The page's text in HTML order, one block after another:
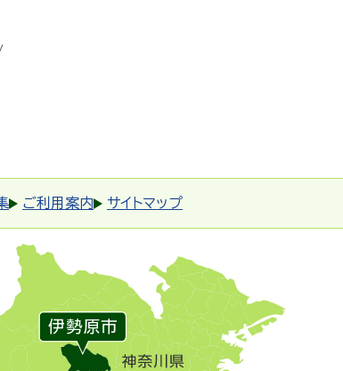
ご利用案内 サイトマップ